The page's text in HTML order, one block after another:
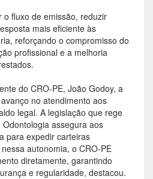
o fluxo de emissão, reduzir
mais eficiente às
reforçando o compromisso do
profissional e a melhoria
do CRO-PE, João Godoy, a
no atendimento aos
legal. A legislação que rege
assegura aos
para expedir carteiras
autonomia, o CRO-PE
diretamente, garantindo
e regularidade, destacou.